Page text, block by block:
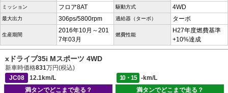
ミッション フロア8AT 駆動方式 4WD
最大出力 306ps/5800rpm 過給器（ターボ） ターボ
生産期間
2016年10月～201
7年03月
燃費性能
H27年度燃費基準
+10%達成
xドライブ35i Mスポーツ 4WD
新車時価格831万円(税込)
JC08
12.1km/L 10・15
-km/L
満タンでどこまで走る？
満タンでどこまで走る？